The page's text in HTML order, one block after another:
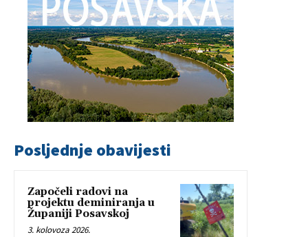
Posljednje obavijesti
Započeli radovi na
projektu deminiranja u
Županiji Posavskoj
3. kolovoza 2026.